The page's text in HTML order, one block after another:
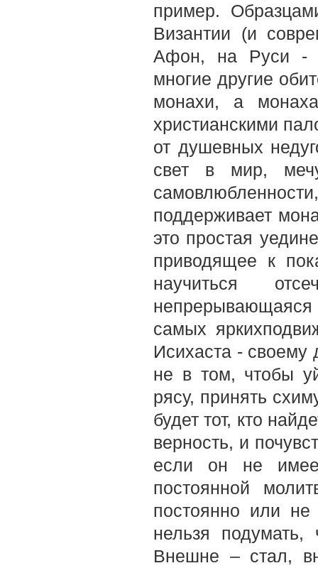
пример.
Византии (и
Афон, на Руси -
многие другие
монахи, а
христианскими
от душевных
свет в мир,
поддерживает
это простая
приводящее к
научиться
самых
Исихаста -
не в том, чтобы
рясу, принять
будет тот, кто
верность, и
если он не
постоянной
постоянно или не
нельзя
Внешне – стал,